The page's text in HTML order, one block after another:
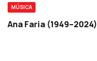
MÚSICA
Ana Faria (1949–2024)